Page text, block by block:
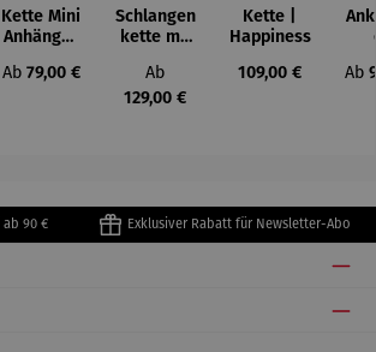
Kette Mini
Anhänger
Schutzeng
Regulärer Preis:
Ab 79,00 €
Schlangen
kette mit
Schutzeng
el
Regulärer Preis:
Ab
129,00 €
Kette |
Happiness
Regulärer Preis:
109,00 € Ab
ab 90 € Exklusiver Rabatt für Newsletter-Abo